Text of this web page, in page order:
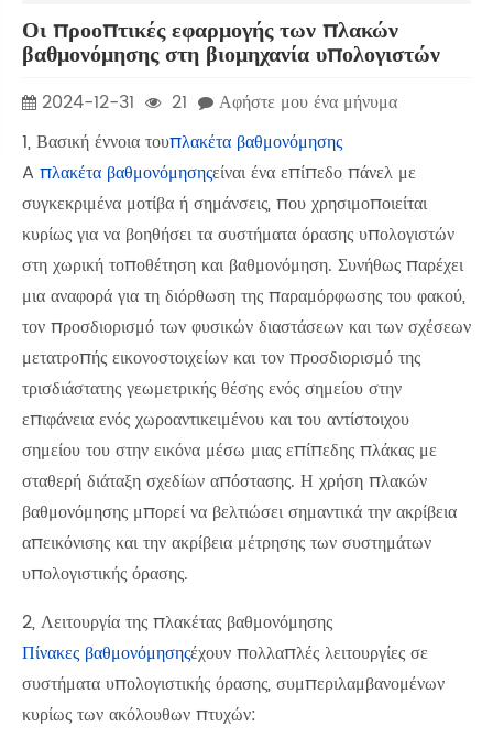
Οι προοπτικές εφαρμογής των πλακών
βαθμονόμησης στη βιομηχανία υπολογιστών
2024-12-31 21
Αφήστε μου ένα μήνυμα
1, Βασική έννοια τουπλακέτα βαθμονόμησης
Aπλακέτα βαθμονόμησηςείναι ένα επίπεδο πάνελ με
συγκεκριμένα μοτίβα ή σημάνσεις, που χρησιμοποιείται
κυρίως για να βοηθήσει τα συστήματα όρασης υπολογιστών
στη χωρική τοποθέτηση και βαθμονόμηση. Συνήθως παρέχει
μια αναφορά για τη διόρθωση της παραμόρφωσης του φακού,
τον προσδιορισμό των φυσικών διαστάσεων και των σχέσεων
μετατροπής εικονοστοιχείων και τον προσδιορισμό της
τρισδιάστατης γεωμετρικής θέσης ενός σημείου στην
επιφάνεια ενός χωροαντικειμένου και του αντίστοιχου
σημείου του στην εικόνα μέσω μιας επίπεδης πλάκας με
σταθερή διάταξη σχεδίων απόστασης. Η χρήση πλακών
βαθμονόμησης μπορεί να βελτιώσει σημαντικά την ακρίβεια
απεικόνισης και την ακρίβεια μέτρησης των συστημάτων
υπολογιστικής όρασης.
2, Λειτουργία της πλακέτας βαθμονόμησης
Πίνακες βαθμονόμησηςέχουν πολλαπλές λειτουργίες σε
συστήματα υπολογιστικής όρασης, συμπεριλαμβανομένων
κυρίως των ακόλουθων πτυχών: